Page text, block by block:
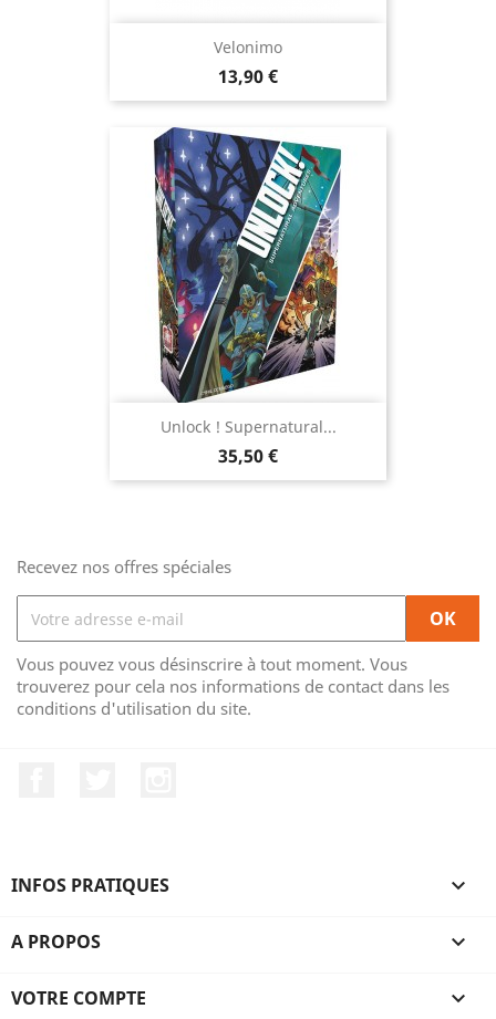
Velonimo
Prix
13,90 €
Unlock ! Supernatural...
Prix
35,50 €
Recevez nos offres spéciales
Vous pouvez vous désinscrire à tout moment. Vous
trouverez pour cela nos informations de contact dans les
conditions d'utilisation du site.
INFOS PRATIQUES 
A PROPOS 
VOTRE COMPTE 